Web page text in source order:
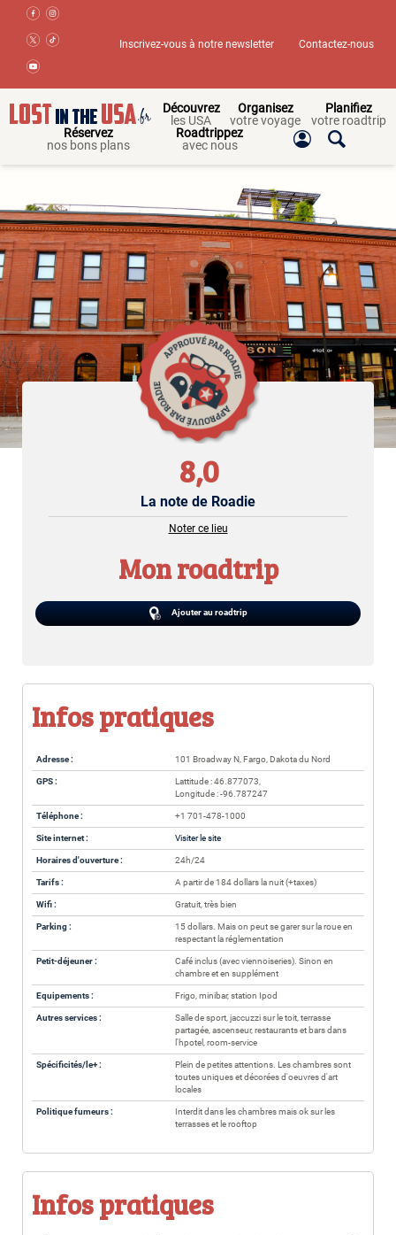
Inscrivez-vous à notre newsletter Contactez-nous
Découvrez
les USA
Organisez
votre voyage
Planifiez
votre roadtrip
Réservez
nos bons plans
Roadtrippez
avec nous
/ Hôtel Donaldson, hôtel trendy à Fargo
8,0
La note de Roadie
Noter ce lieu
Mon roadtrip
Ajouter au roadtrip
Infos pratiques
Adresse : 101 Broadway N, Fargo, Dakota du Nord
GPS :
Lattitude : 46.877073,
Longitude : -96.787247
Téléphone : +1 701-478-1000
Site internet : Visiter le site
Horaires d'ouverture : 24h/24
Tarifs : A partir de 184 dollars la nuit (+taxes)
Wifi : Gratuit, très bien
Parking :
15 dollars. Mais on peut se garer sur la roue en
respectant la réglementation
Petit-déjeuner :
Café inclus (avec viennoiseries). Sinon en
chambre et en supplément
Equipements : Frigo, minibar, station Ipod
Autres services :
Salle de sport, jaccuzzi sur le toit, terrasse
partagée, ascenseur, restaurants et bars dans
l'hpotel, room-service
Spécificités/le+ :
Plein de petites attentions. Les chambres sont
toutes uniques et décorées d'oeuvres d'art
locales
Politique fumeurs :
Interdit dans les chambres mais ok sur les
terrasses et le rooftop
Infos pratiques